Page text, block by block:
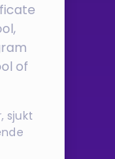
of
sjukt